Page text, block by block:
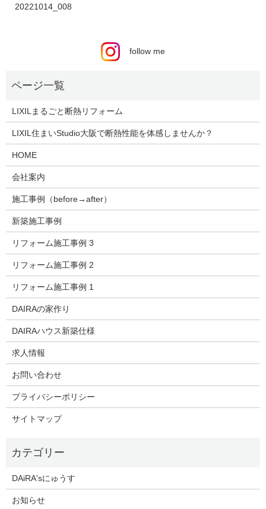
20221014_008
follow me
LIXILまるごと断熱リフォーム
LIXIL住まいStudio大阪で断熱性能を体感しませんか？
HOME
会社案内
施工事例（before→after）
新築施工事例
リフォーム施工事例 3
リフォーム施工事例 2
リフォーム施工事例 1
DAIRAの家作り
DAIRAハウス新築仕様
求人情報
お問い合わせ
プライバシーポリシー
サイトマップ
DAiRA'sにゅうす
お知らせ